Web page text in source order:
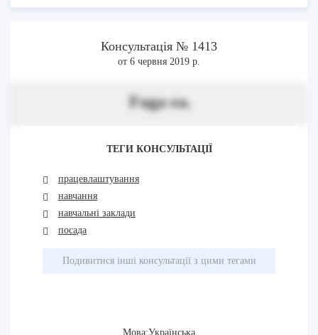
Консультація № 1413
от 6 червня 2019 р.
Fuga ea.
ТЕГИ КОНСУЛЬТАЦІЇ
працевлаштування
навчання
навчальні заклади
посада
Подивитися інші консультації з цими тегами
Мова:Українська